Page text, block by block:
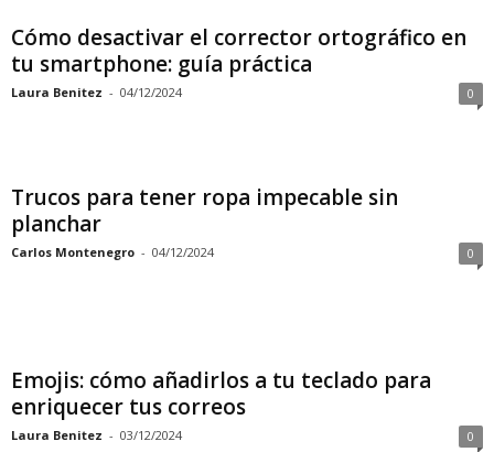
Cómo desactivar el corrector ortográfico en
tu smartphone: guía práctica
Laura Benitez - 04/12/2024 0
Trucos para tener ropa impecable sin
planchar
Carlos Montenegro - 04/12/2024 0
Emojis: cómo añadirlos a tu teclado para
enriquecer tus correos
Laura Benitez - 03/12/2024 0